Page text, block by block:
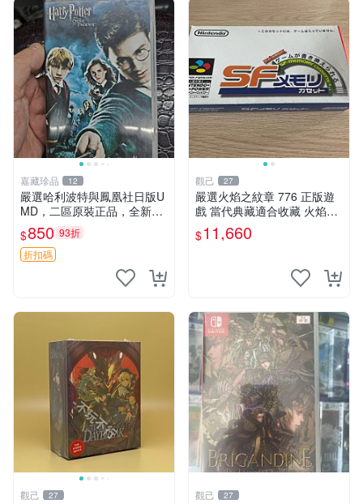
嘉藏珍品 12
嚴選哈利波特與鳳凰社日版U
MD，二區原裝正品，全新如
圖展示 收藏推薦 DVD UMD
特效游戲
$850 93折
折扣碼
觀己 27
嚴選火焰之紋章 776 正版遊
戲 當代典藏適合收藏 火焰之
紋章 角色 典藏版
$11,660
觀己 27 觀己 27